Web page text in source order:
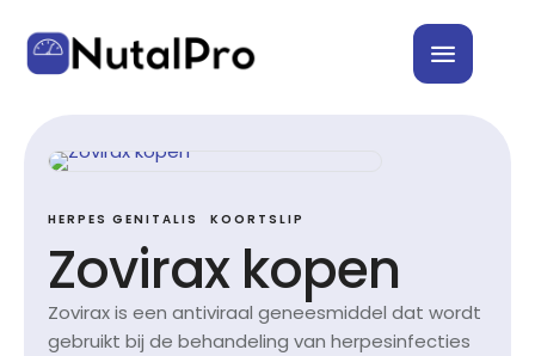
HERPES GENITALIS KOORTSLIP
Zovirax kopen
Zovirax is een antiviraal geneesmiddel dat wordt
gebruikt bij de behandeling van herpesinfecties